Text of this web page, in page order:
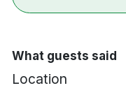
What guests said
Location